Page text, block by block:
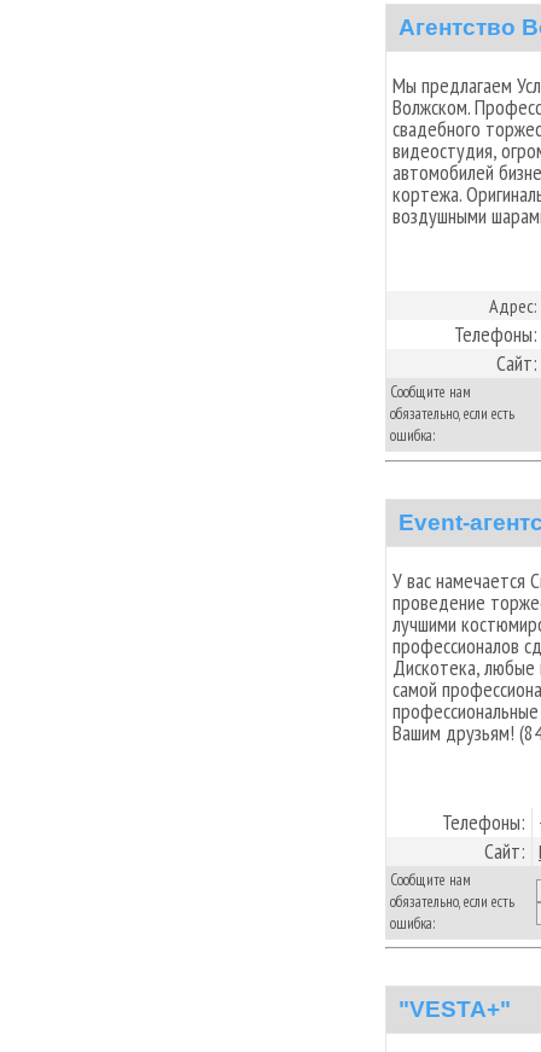
Агентство
Мы предлагаем
Волжском.
свадебного
видеостудия,
автомобилей
кортежа.
воздушными
Адрес:
Телефоны:
Сайт:
Сообщите нам
обязательно, если есть
ошибка:
Event-
У вас намечается
проведение
лучшими
профессионалов
Дискотека,
самой
Вашим друзьям!
Телефоны:
Сайт:
Сообщите нам
обязательно, если есть
ошибка:
"VESTA+"